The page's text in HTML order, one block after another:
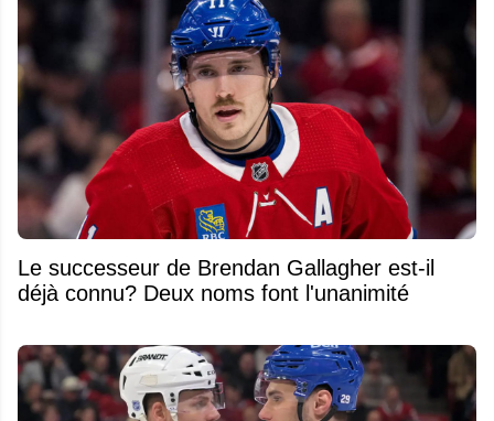
Le successeur de Brendan Gallagher est-il
déjà connu? Deux noms font l'unanimité